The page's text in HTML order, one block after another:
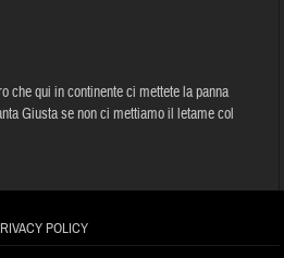
che qui in continente ci mettete la panna
Giusta se non ci mettiamo il letame col
POLICY